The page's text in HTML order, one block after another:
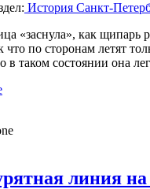
История Санкт-
«заснула», как щипарь
что по сторонам летят
в таком состоянии она
линия